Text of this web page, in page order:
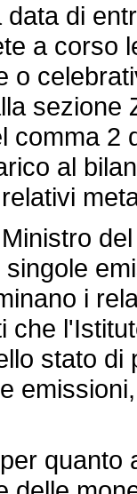
di
a corso
o
comma 2
al
i
che
stato
quanto